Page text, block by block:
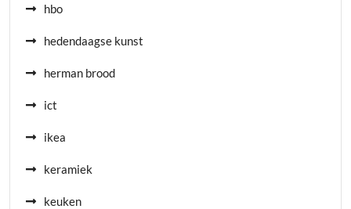
hbo
hedendaagse kunst
herman brood
ict
ikea
keramiek
keuken